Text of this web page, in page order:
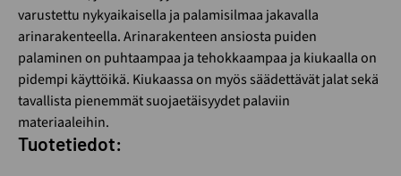
varustettu nykyaikaisella ja palamisilmaa jakavalla
arinarakenteella. Arinarakenteen ansiosta puiden
palaminen on puhtaampaa ja tehokkaampaa ja kiukaalla on
pidempi käyttöikä. Kiukaassa on myös säädettävät jalat sekä
tavallista pienemmät suojaetäisyydet palaviin
materiaaleihin.
Tuotetiedot: